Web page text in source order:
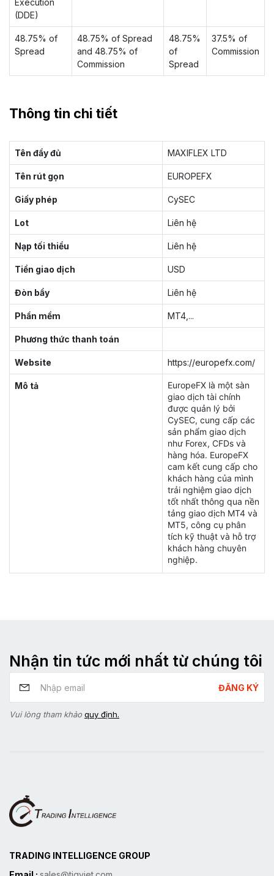
Execution
(DDE)
48.75% of
Spread
48.75% of Spread
and 48.75% of
Commission
48.75%
of
Spread
37.5% of
Commission
Thông tin chi tiết
Tên đầy đủ MAXIFLEX LTD
Tên rút gọn EUROPEFX
Giấy phép CySEC
Lot Liên hệ
Nạp tối thiểu Liên hệ
Tiền giao dịch USD
Đòn bẩy Liên hệ
Phần mềm MT4,...
Phương thức thanh toán
Website https://europefx.com/
Mô tả
EuropeFX là một sàn
giao dịch tài chính
được quản lý bởi
CySEC, cung cấp các
sản phẩm giao dịch
như Forex, CFDs và
hàng hóa. EuropeFX
cam kết cung cấp cho
khách hàng của mình
trải nghiệm giao dịch
tốt nhất thông qua nền
tảng giao dịch MT4 và
MT5, công cụ phân
tích kỹ thuật và hỗ trợ
khách hàng chuyên
nghiệp.
Nhận tin tức mới nhất từ chúng tôi
ĐĂNG KÝ
Vui lòng tham khảo quy định.
TRADING INTELLIGENCE GROUP